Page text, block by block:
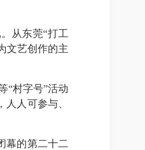
从东莞“打工
文艺创作的主
“村字号”活动
人可参与、
幕的第二十二